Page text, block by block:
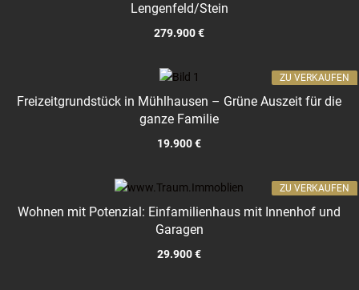
Lengenfeld/Stein
279.900 €
Freizeitgrundstück in Mühlhausen – Grüne Auszeit für die
ganze Familie
19.900 €
ZU VERKAUFEN
Wohnen mit Potenzial: Einfamilienhaus mit Innenhof und
Garagen
29.900 €
ZU VERKAUFEN